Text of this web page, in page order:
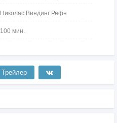
Николас Виндинг Рефн
100 мин.
Трейлер